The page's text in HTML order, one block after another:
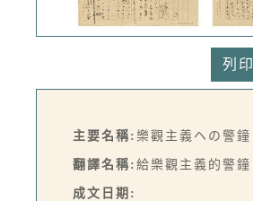
列印
主要名稱: 樂觀主義ヘの警鐘
翻譯名稱: 給樂觀主義的警鐘
成文日期: